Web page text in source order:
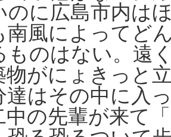
のに広島市内は
南風によってど
ものはない。遠
物がにょきっと
達はその中に入
中の先輩が来て